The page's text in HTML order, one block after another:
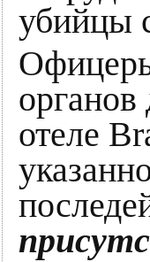
убийцы
отеле